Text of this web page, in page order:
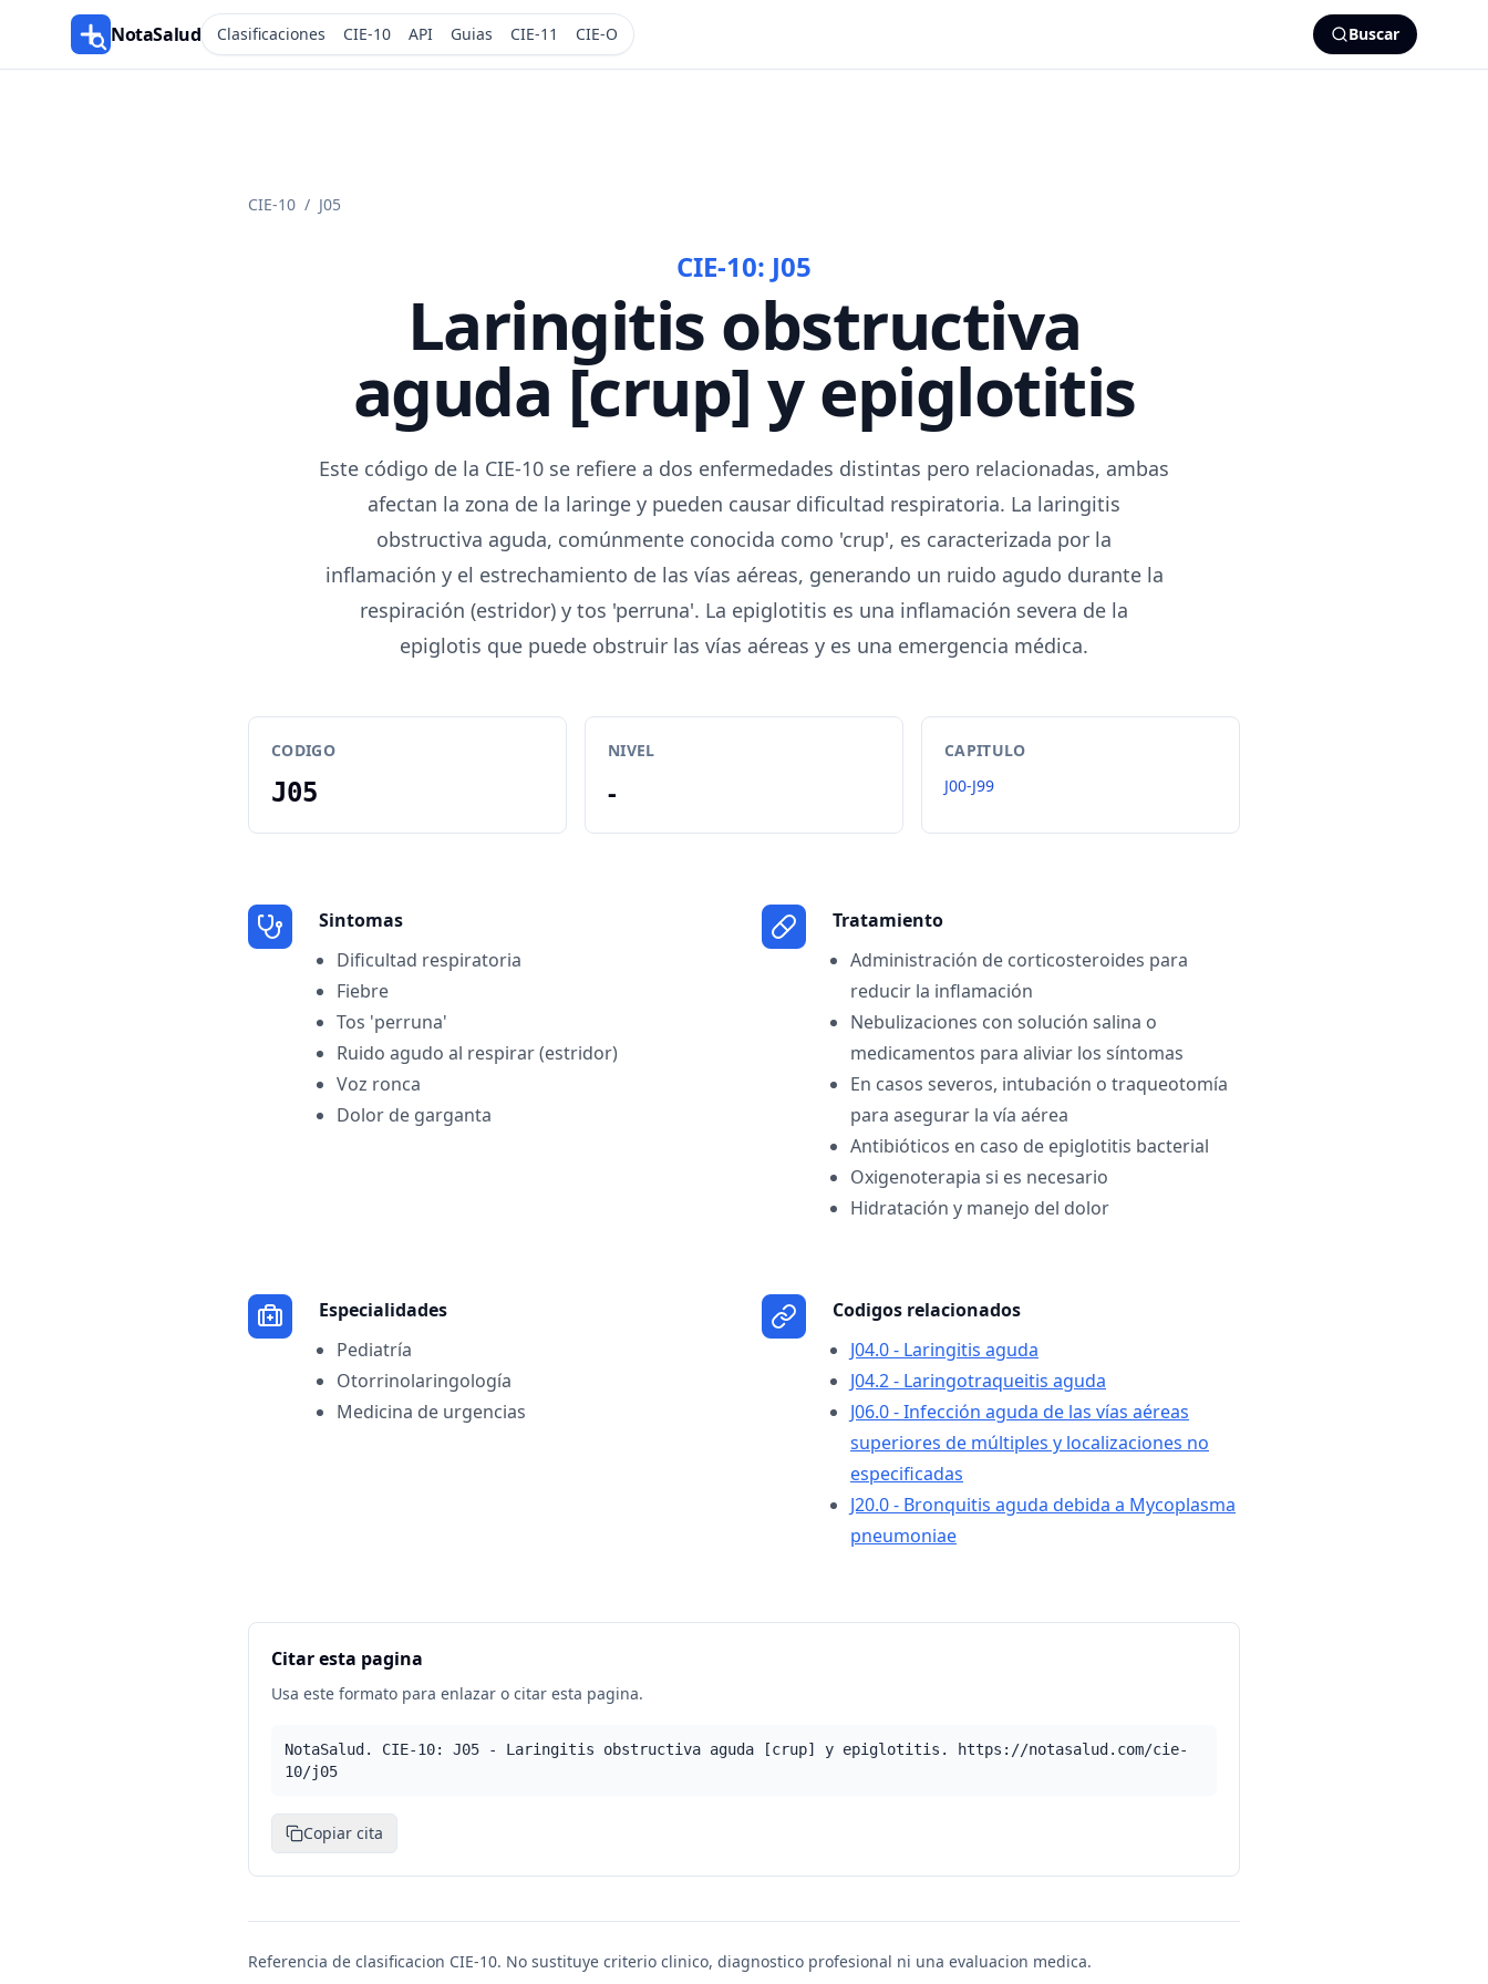
NotaSalud Clasificaciones CIE-10 API Guias CIE-11 CIE-O Buscar
CIE-10 / J05
CIE-10: J05
Laringitis obstructiva
aguda [crup] y epiglotitis
Este código de la CIE-10 se refiere a dos enfermedades distintas pero relacionadas, ambas
afectan la zona de la laringe y pueden causar dificultad respiratoria. La laringitis
obstructiva aguda, comúnmente conocida como 'crup', es caracterizada por la
inflamación y el estrechamiento de las vías aéreas, generando un ruido agudo durante la
respiración (estridor) y tos 'perruna'. La epiglotitis es una inflamación severa de la
epiglotis que puede obstruir las vías aéreas y es una emergencia médica.
CODIGO
J05
NIVEL
-
CAPITULO
J00-J99
Sintomas
Dificultad respiratoria
Fiebre
Tos 'perruna'
Ruido agudo al respirar (estridor)
Voz ronca
Dolor de garganta
Tratamiento
Administración de corticosteroides para
reducir la inflamación
Nebulizaciones con solución salina o
medicamentos para aliviar los síntomas
En casos severos, intubación o traqueotomía
para asegurar la vía aérea
Antibióticos en caso de epiglotitis bacterial
Oxigenoterapia si es necesario
Hidratación y manejo del dolor
Especialidades
Pediatría
Otorrinolaringología
Medicina de urgencias
Codigos relacionados
J04.0 - Laringitis aguda
J04.2 - Laringotraqueitis aguda
J06.0 - Infección aguda de las vías aéreas
superiores de múltiples y localizaciones no
especificadas
J20.0 - Bronquitis aguda debida a Mycoplasma
pneumoniae
Citar esta pagina
Usa este formato para enlazar o citar esta pagina.
NotaSalud. CIE-10: J05 - Laringitis obstructiva aguda [crup] y epiglotitis. https://notasalud.com/cie-
10/j05
Copiar cita
Referencia de clasificacion CIE-10. No sustituye criterio clinico, diagnostico profesional ni una evaluacion medica.